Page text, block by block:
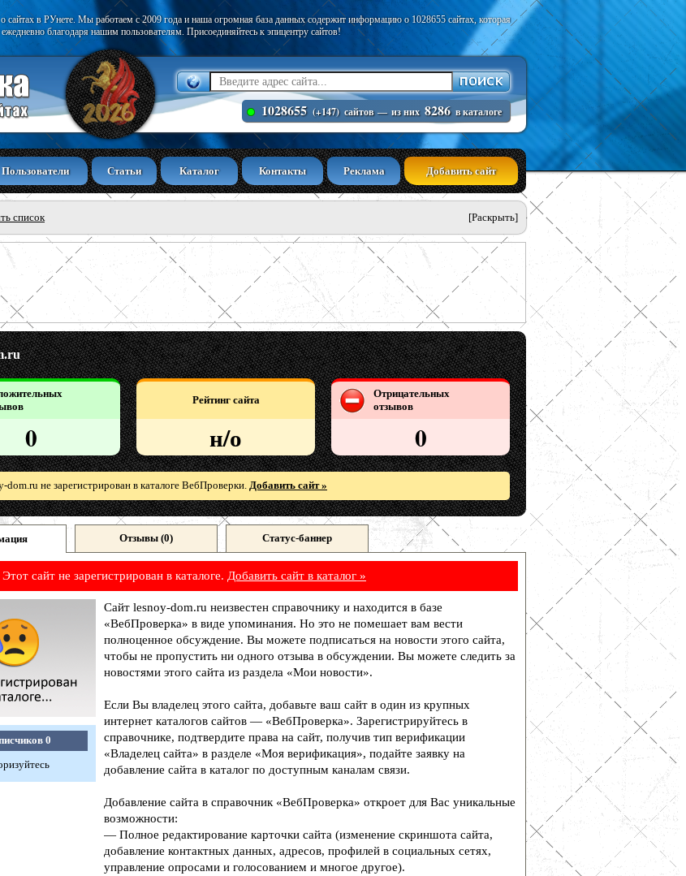
сайтах в РУнете. Мы работаем с 2009 года и наша огромная база данных содержит информацию о 1028655 сайтах, которая
ежедневно благодаря нашим пользователям. Присоединяйтесь к эпицентру сайтов!
1028655 (+147) сайтов — из них 8286 в каталоге
Пользователи Статьи Каталог Контакты Реклама Добавить сайт
список [Раскрыть]
0
Рейтинг сайта
н/о
Отрицательных
отзывов
0
dom.ru не зарегистрирован в каталоге ВебПроверки. Добавить сайт »
Отзывы (0) Статус-баннер
сайт не зарегистрирован в каталоге. Добавить сайт в каталог »
0
Сайт lesnoy-dom.ru неизвестен справочнику и находится в базе
«ВебПроверка» в виде упоминания. Но это не помешает вам вести
полноценное обсуждение. Вы можете подписаться на новости этого сайта,
чтобы не пропустить ни одного отзыва в обсуждении. Вы можете следить за
новостями этого сайта из раздела «Мои новости».
Если Вы владелец этого сайта, добавьте ваш сайт в один из крупных
интернет каталогов сайтов — «ВебПроверка». Зарегистрируйтесь в
справочнике, подтвердите права на сайт, получив тип верификации
«Владелец сайта» в разделе «Моя верификация», подайте заявку на
добавление сайта в каталог по доступным каналам связи.
Добавление сайта в справочник «ВебПроверка» откроет для Вас уникальные
возможности:
— Полное редактирование карточки сайта (изменение скриншота сайта,
добавление контактных данных, адресов, профилей в социальных сетях,
управление опросами и голосованием и многое другое).